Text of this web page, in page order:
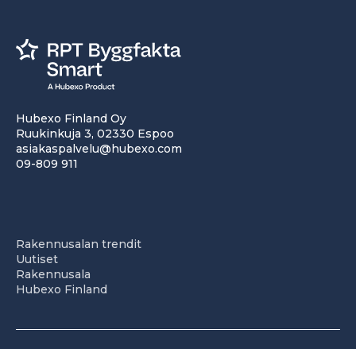
Hubexo Finland Oy
Ruukinkuja 3, 02330 Espoo
asiakaspalvelu@hubexo.com
09-809 911
Rakennusalan trendit
Uutiset
Rakennusala
Hubexo Finland